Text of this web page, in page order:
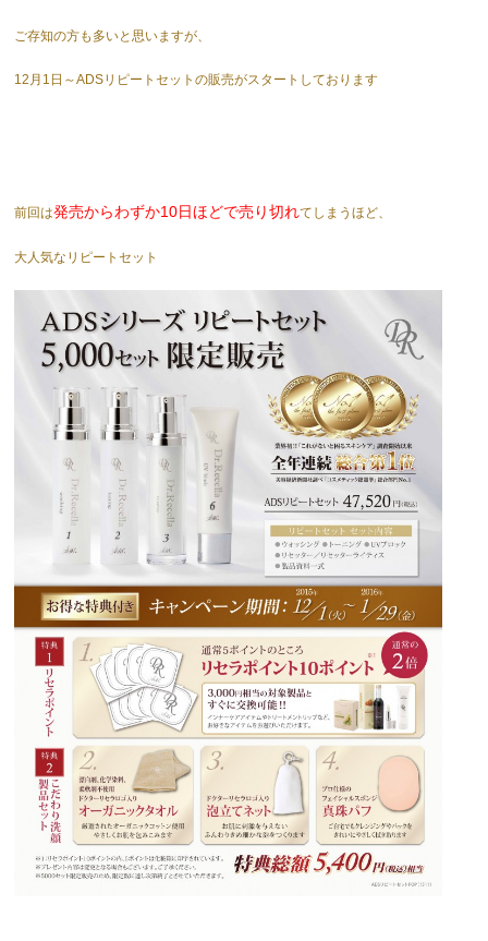
ご存知の方も多いと思いますが、
12月1日～ADSリピートセットの販売がスタートしております
前回は発売からわずか10日ほどで売り切れてしまうほど、
大人気なリピートセット